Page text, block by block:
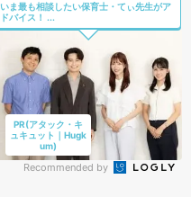
いま最も相談したい保育士・てぃ先生がア
ドバイス！ ...
PR(アタック・キ
ュキュット｜Hugk
um)
Recommended by